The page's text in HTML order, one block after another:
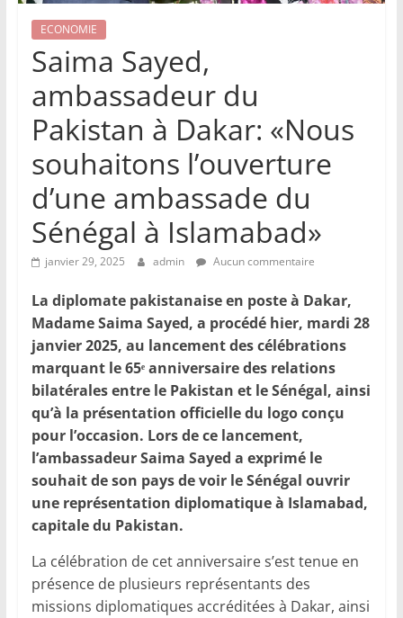
ECONOMIE
Saima Sayed,
ambassadeur du
Pakistan à Dakar: «Nous
souhaitons l’ouverture
d’une ambassade du
Sénégal à Islamabad»
janvier 29, 2025 admin Aucun commentaire
La diplomate pakistanaise en poste à Dakar,
Madame Saima Sayed, a procédé hier, mardi 28
janvier 2025, au lancement des célébrations
marquant le 65ᵉ anniversaire des relations
bilatérales entre le Pakistan et le Sénégal, ainsi
qu’à la présentation officielle du logo conçu
pour l’occasion. Lors de ce lancement,
l’ambassadeur Saima Sayed a exprimé le
souhait de son pays de voir le Sénégal ouvrir
une représentation diplomatique à Islamabad,
capitale du Pakistan.
La célébration de cet anniversaire s’est tenue en
présence de plusieurs représentants des
missions diplomatiques accréditées à Dakar, ainsi